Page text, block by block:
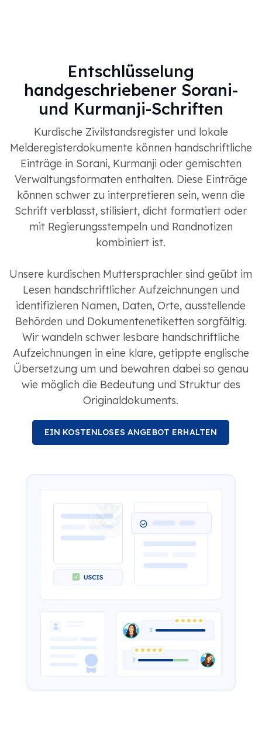
Entschlüsselung
handgeschriebener Sorani-
und Kurmanji-Schriften
Kurdische Zivilstandsregister und lokale
Melderegisterdokumente können handschriftliche
Einträge in Sorani, Kurmanji oder gemischten
Verwaltungsformaten enthalten. Diese Einträge
können schwer zu interpretieren sein, wenn die
Schrift verblasst, stilisiert, dicht formatiert oder
mit Regierungsstempeln und Randnotizen
kombiniert ist.
Unsere kurdischen Muttersprachler sind geübt im
Lesen handschriftlicher Aufzeichnungen und
identifizieren Namen, Daten, Orte, ausstellende
Behörden und Dokumentenetiketten sorgfältig.
Wir wandeln schwer lesbare handschriftliche
Aufzeichnungen in eine klare, getippte englische
Übersetzung um und bewahren dabei so genau
wie möglich die Bedeutung und Struktur des
Originaldokuments.
EIN KOSTENLOSES ANGEBOT ERHALTEN